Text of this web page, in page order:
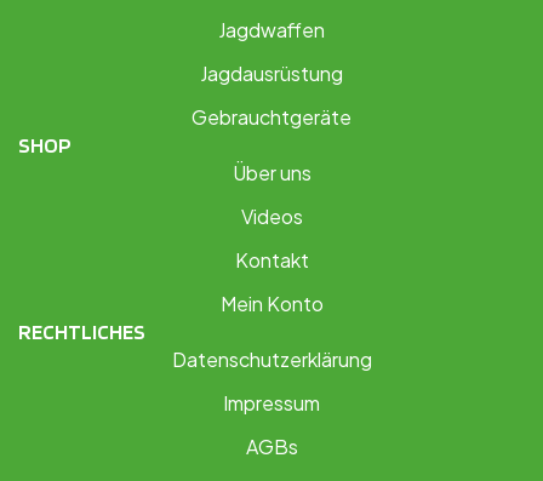
Jagdwaffen
Jagdausrüstung
Gebrauchtgeräte
SHOP
Über uns
Videos
Kontakt
Mein Konto
RECHTLICHES
Datenschutzerklärung
Impressum
AGBs